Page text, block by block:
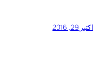
اکتبر 29, 2016